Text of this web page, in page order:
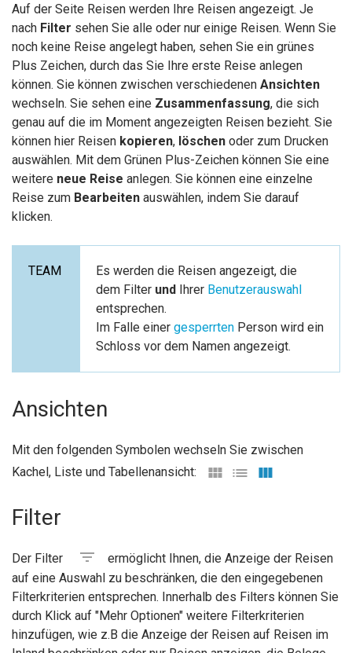
Auf der Seite Reisen werden Ihre Reisen angezeigt. Je
nach Filter sehen Sie alle oder nur einige Reisen. Wenn Sie
noch keine Reise angelegt haben, sehen Sie ein grünes
Plus Zeichen, durch das Sie Ihre erste Reise anlegen
können. Sie können zwischen verschiedenen Ansichten
wechseln. Sie sehen eine Zusammenfassung, die sich
genau auf die im Moment angezeigten Reisen bezieht. Sie
können hier Reisen kopieren, löschen oder zum Drucken
auswählen. Mit dem Grünen Plus-Zeichen können Sie eine
weitere neue Reise anlegen. Sie können eine einzelne
Reise zum Bearbeiten auswählen, indem Sie darauf
klicken.
Es werden die Reisen angezeigt, die
dem Filter und Ihrer Benutzerauswahl
entsprechen.
Im Falle einer gesperrten Person wird ein
Schloss vor dem Namen angezeigt.
Ansichten
Mit den folgenden Symbolen wechseln Sie zwischen
Kachel, Liste und Tabellenansicht:
Filter
Der Filter
ermöglicht Ihnen, die Anzeige der Reisen
auf eine Auswahl zu beschränken, die den eingegebenen
Filterkriterien entsprechen. Innerhalb des Filters können Sie
durch Klick auf "Mehr Optionen" weitere Filterkriterien
hinzufügen, wie z.B die Anzeige der Reisen auf Reisen im